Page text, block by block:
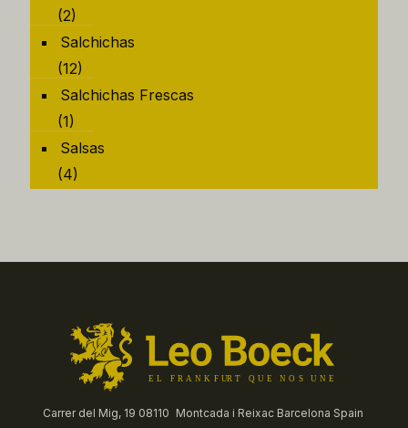
(2)
Salchichas
(12)
Salchichas Frescas
(1)
Salsas
(4)
Carrer del Mig, 19 08110 Montcada i Reixac Barcelona Spain